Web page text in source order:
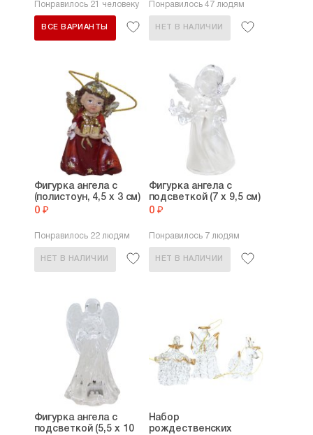
Понравилось 21 человеку
ВСЕ ВАРИАНТЫ
Понравилось 47 людям
НЕТ В НАЛИЧИИ
Фигурка ангела с
(полистоун, 4,5 х 3 см)
0 ₽
Понравилось 22 людям
НЕТ В НАЛИЧИИ
Фигурка ангела с
подсветкой (7 х 9,5 см)
0 ₽
Понравилось 7 людям
НЕТ В НАЛИЧИИ
Фигурка ангела с
подсветкой (5,5 х 10
Набор
рождественских